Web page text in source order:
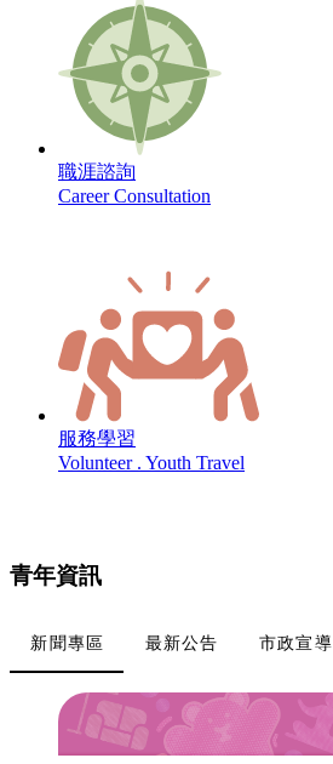
職涯諮詢
Career Consultation
服務學習
Volunteer . Youth Travel
青年資訊
新聞專區 最新公告 市政宣導